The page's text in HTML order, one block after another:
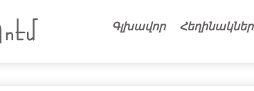
Գլխավոր Հեղինակներ